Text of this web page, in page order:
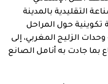
التقليدية بالمدينة
حول المراحل
الزليج المغربي، إلى
بما جادت به أنامل الصانع